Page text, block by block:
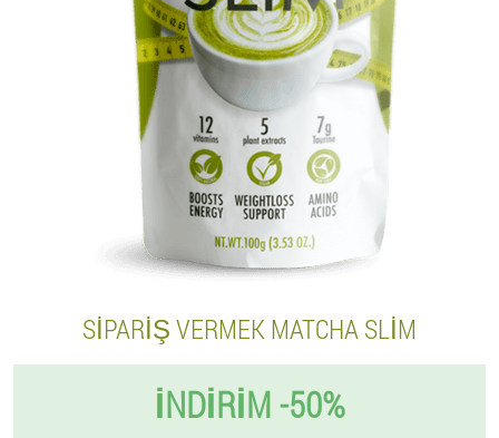
SIPARIŞ VERMEK MATCHA SLIM
İNDIRIM -50%